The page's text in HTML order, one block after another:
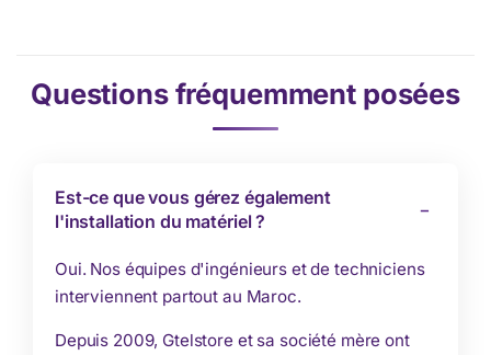
Questions fréquemment posées
Est-ce que vous gérez également
l'installation du matériel ?
Oui. Nos équipes d'ingénieurs et de techniciens
interviennent partout au Maroc.
Depuis 2009, Gtelstore et sa société mère ont